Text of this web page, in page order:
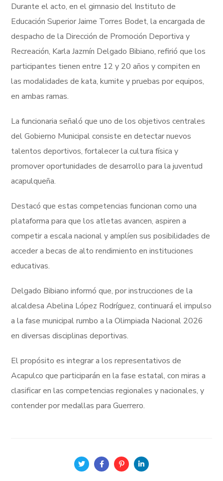
Durante el acto, en el gimnasio del Instituto de
Educación Superior Jaime Torres Bodet, la encargada de
despacho de la Dirección de Promoción Deportiva y
Recreación, Karla Jazmín Delgado Bibiano, refirió que los
participantes tienen entre 12 y 20 años y compiten en
las modalidades de kata, kumite y pruebas por equipos,
en ambas ramas.
La funcionaria señaló que uno de los objetivos centrales
del Gobierno Municipal consiste en detectar nuevos
talentos deportivos, fortalecer la cultura física y
promover oportunidades de desarrollo para la juventud
acapulqueña.
Destacó que estas competencias funcionan como una
plataforma para que los atletas avancen, aspiren a
competir a escala nacional y amplíen sus posibilidades de
acceder a becas de alto rendimiento en instituciones
educativas.
Delgado Bibiano informó que, por instrucciones de la
alcaldesa Abelina López Rodríguez, continuará el impulso
a la fase municipal rumbo a la Olimpiada Nacional 2026
en diversas disciplinas deportivas.
El propósito es integrar a los representativos de
Acapulco que participarán en la fase estatal, con miras a
clasificar en las competencias regionales y nacionales, y
contender por medallas para Guerrero.